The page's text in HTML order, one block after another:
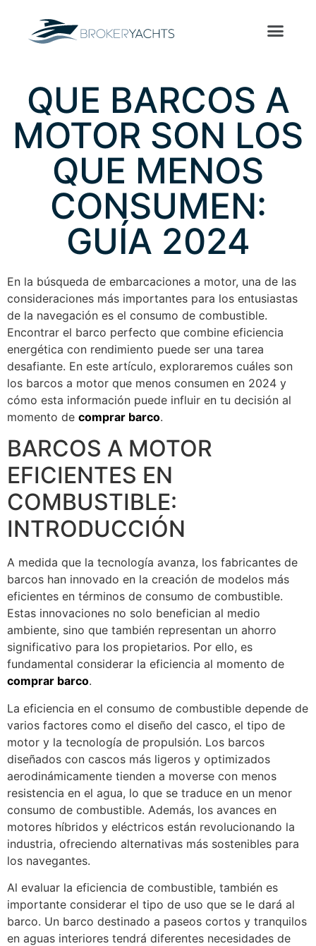
QUE BARCOS A
MOTOR SON LOS
QUE MENOS
CONSUMEN:
GUÍA 2024
En la búsqueda de embarcaciones a motor, una de las
consideraciones más importantes para los entusiastas
de la navegación es el consumo de combustible.
Encontrar el barco perfecto que combine eficiencia
energética con rendimiento puede ser una tarea
desafiante. En este artículo, exploraremos cuáles son
los barcos a motor que menos consumen en 2024 y
cómo esta información puede influir en tu decisión al
momento de comprar barco.
BARCOS A MOTOR
EFICIENTES EN
COMBUSTIBLE:
INTRODUCCIÓN
A medida que la tecnología avanza, los fabricantes de
barcos han innovado en la creación de modelos más
eficientes en términos de consumo de combustible.
Estas innovaciones no solo benefician al medio
ambiente, sino que también representan un ahorro
significativo para los propietarios. Por ello, es
fundamental considerar la eficiencia al momento de
comprar barco.
La eficiencia en el consumo de combustible depende de
varios factores como el diseño del casco, el tipo de
motor y la tecnología de propulsión. Los barcos
diseñados con cascos más ligeros y optimizados
aerodinámicamente tienden a moverse con menos
resistencia en el agua, lo que se traduce en un menor
consumo de combustible. Además, los avances en
motores híbridos y eléctricos están revolucionando la
industria, ofreciendo alternativas más sostenibles para
los navegantes.
Al evaluar la eficiencia de combustible, también es
importante considerar el tipo de uso que se le dará al
barco. Un barco destinado a paseos cortos y tranquilos
en aguas interiores tendrá diferentes necesidades de